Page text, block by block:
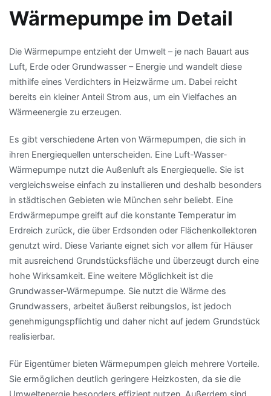
Wärmepumpe im Detail
Die Wärmepumpe entzieht der Umwelt – je nach Bauart aus
Luft, Erde oder Grundwasser – Energie und wandelt diese
mithilfe eines Verdichters in Heizwärme um. Dabei reicht
bereits ein kleiner Anteil Strom aus, um ein Vielfaches an
Wärmeenergie zu erzeugen.
Es gibt verschiedene Arten von Wärmepumpen, die sich in
ihren Energiequellen unterscheiden. Eine Luft-Wasser-
Wärmepumpe nutzt die Außenluft als Energiequelle. Sie ist
vergleichsweise einfach zu installieren und deshalb besonders
in städtischen Gebieten wie München sehr beliebt. Eine
Erdwärmepumpe greift auf die konstante Temperatur im
Erdreich zurück, die über Erdsonden oder Flächenkollektoren
genutzt wird. Diese Variante eignet sich vor allem für Häuser
mit ausreichend Grundstücksfläche und überzeugt durch eine
hohe Wirksamkeit. Eine weitere Möglichkeit ist die
Grundwasser-Wärmepumpe. Sie nutzt die Wärme des
Grundwassers, arbeitet äußerst reibungslos, ist jedoch
genehmigungspflichtig und daher nicht auf jedem Grundstück
realisierbar.
Für Eigentümer bieten Wärmepumpen gleich mehrere Vorteile.
Sie ermöglichen deutlich geringere Heizkosten, da sie die